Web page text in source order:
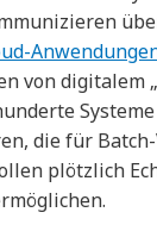
von digitalem
die für
plötzlich